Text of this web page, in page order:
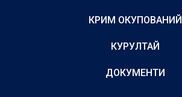
КРИМ ОКУПОВАНИЙ
КУРУЛТАЙ
ДОКУМЕНТИ